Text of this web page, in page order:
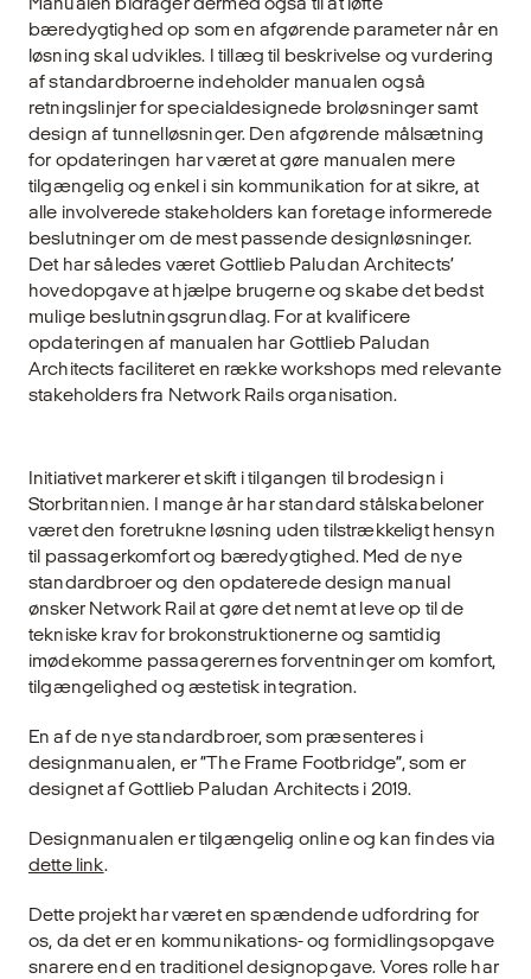
bæredygtighed op som en afgørende parameter når en
løsning skal udvikles. I tillæg til beskrivelse og vurdering
af standardbroerne indeholder manualen også
retningslinjer for specialdesignede broløsninger samt
design af tunnelløsninger. Den afgørende målsætning
for opdateringen har været at gøre manualen mere
tilgængelig og enkel i sin kommunikation for at sikre, at
alle involverede stakeholders kan foretage informerede
beslutninger om de mest passende designløsninger.
Det har således været Gottlieb Paludan Architects’
hovedopgave at hjælpe brugerne og skabe det bedst
mulige beslutningsgrundlag. For at kvalificere
opdateringen af manualen har Gottlieb Paludan
Architects faciliteret en række workshops med relevante
stakeholders fra Network Rails organisation.
Initiativet markerer et skift i tilgangen til brodesign i
Storbritannien. I mange år har standard stålskabeloner
været den foretrukne løsning uden tilstrækkeligt hensyn
til passagerkomfort og bæredygtighed. Med de nye
standardbroer og den opdaterede design manual
ønsker Network Rail at gøre det nemt at leve op til de
tekniske krav for brokonstruktionerne og samtidig
imødekomme passagerernes forventninger om komfort,
tilgængelighed og æstetisk integration.
En af de nye standardbroer, som præsenteres i
designmanualen, er ”The Frame Footbridge”, som er
designet af Gottlieb Paludan Architects i 2019.
Designmanualen er tilgængelig online og kan findes via
dette link.
Dette projekt har været en spændende udfordring for
os, da det er en kommunikations- og formidlingsopgave
snarere end en traditionel designopgave. Vores rolle har